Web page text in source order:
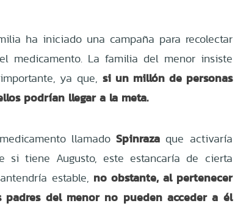
ha iniciado una campaña para recolectar
medicamento. La familia del menor insiste
ya que,si un millón de personas
podrían llegar a la meta.
llamadoSpinraza que activaría
si tiene Augusto, este estancaría de cierta
estable, no obstante, al pertenecer
padres del menor no pueden acceder a él